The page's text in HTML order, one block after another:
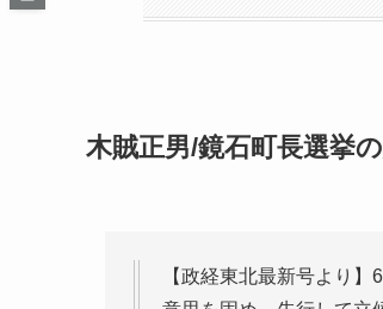
木賊正男/鏡石町長選挙
【政経東北最新号より
意思を固め、先行して立